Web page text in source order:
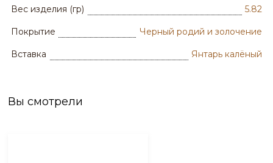
Вес изделия (гр) 5.82
Покрытие Черный родий и золочение
Вставка Янтарь калёный
Вы смотрели